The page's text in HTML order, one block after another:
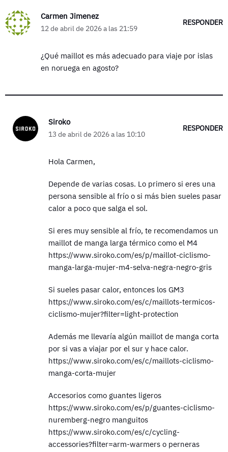
Carmen Jimenez
12 de abril de 2026 a las 21:59
RESPONDER
¿Qué maillot es más adecuado para viaje por islas
en noruega en agosto?
Siroko
13 de abril de 2026 a las 10:10
RESPONDER
Hola Carmen,
Depende de varias cosas. Lo primero si eres una
persona sensible al frío o si más bien sueles pasar
calor a poco que salga el sol.
Si eres muy sensible al frío, te recomendamos un
maillot de manga larga térmico como el M4
https://www.siroko.com/es/p/maillot-ciclismo-
manga-larga-mujer-m4-selva-negra-negro-gris
Si sueles pasar calor, entonces los GM3
https://www.siroko.com/es/c/maillots-termicos-
ciclismo-mujer?filter=light-protection
Además me llevaría algún maillot de manga corta
por si vas a viajar por el sur y hace calor.
https://www.siroko.com/es/c/maillots-ciclismo-
manga-corta-mujer
Accesorios como guantes ligeros
https://www.siroko.com/es/p/guantes-ciclismo-
nuremberg-negro manguitos
https://www.siroko.com/es/c/cycling-
accessories?filter=arm-warmers o perneras